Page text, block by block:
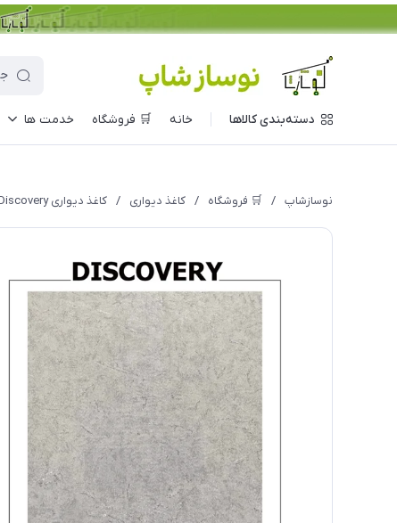
دسته‌بندی کالاها خانه 🛒 فروشگاه خدمت ها
نوسازشاپ / 🛒 فروشگاه / کاغذ دیواری / کاغذ دیواری Discovery مدل 1032